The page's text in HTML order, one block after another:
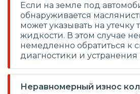
Если на земле под
обнаруживается
может указывать на утечку
жидкости. В этом случае
немедленно обратиться к
диагностики и
Неравномерный износ